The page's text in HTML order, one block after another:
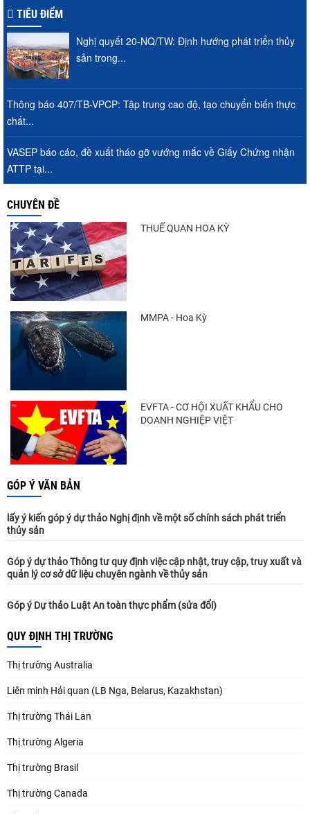
TIÊU ĐIỂM
Nghị quyết 20-NQ/TW: Định hướng phát triển thủy
sản trong...
Thông báo 407/TB-VPCP: Tập trung cao độ, tạo chuyển biến thực
chất...
VASEP báo cáo, đề xuất tháo gỡ vướng mắc về Giấy Chứng nhận
ATTP tại...
CHUYÊN ĐỀ
THUẾ QUAN HOA KỲ
MMPA - Hoa Kỳ
EVFTA - CƠ HỘI XUẤT KHẨU CHO
DOANH NGHIỆP VIỆT
GÓP Ý VĂN BẢN
lấy ý kiến góp ý dự thảo Nghị định về một số chính sách phát triển
thủy sản
Góp ý dự thảo Thông tư quy định việc cập nhật, truy cập, truy xuất và
quản lý cơ sở dữ liệu chuyên ngành về thủy sản
Góp ý Dự thảo Luật An toàn thực phẩm (sửa đổi)
QUY ĐỊNH THỊ TRƯỜNG
Thị trường Australia
Liên minh Hải quan (LB Nga, Belarus, Kazakhstan)
Thị trường Thái Lan
Thị trường Algeria
Thị trường Brasil
Thị trường Canada